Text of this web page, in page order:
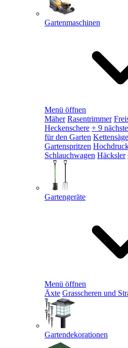
Gartenmaschinen
Menü öffnen
Mäher Rasentrimmer
Heckenschere + 9 nächste
für den Garten
Gartenspritzen
Schlauchwagen Häcksler
Gartengeräte
Menü öffnen
Äxte Grasscheren und
Gartendekorationen